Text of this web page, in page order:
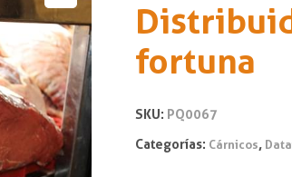
fortuna
SKU: PQ0067
Categorías: Cárnicos,